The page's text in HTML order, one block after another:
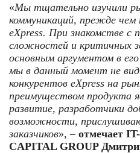
«Мы тщательно изучили
коммуникаций, прежде
eXpress. При знакомстве с
сложностей и критичных
основным аргументом в
мы в данный момент не
конкурентов eXpress на
преимуществом продукта
развитие, разработчики
возможности,
заказчиков», – отмечает
CAPITAL GROUP